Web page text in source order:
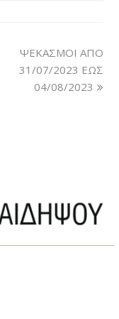
ΨΕΚΑΣΜΟΙ ΑΠΟ
31/07/2023 ΕΩΣ
04/08/2023